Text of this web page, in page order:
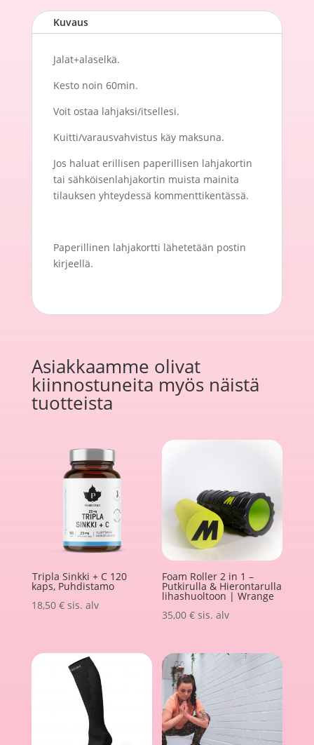
Kuvaus
Jalat+alaselkä.
Kesto noin 60min.
Voit ostaa lahjaksi/itsellesi.
Kuitti/varausvahvistus käy maksuna.
Jos haluat erillisen paperillisen lahjakortin
tai sähköisenlahjakortin muista mainita
tilauksen yhteydessä kommenttikentässä.
Paperillinen lahjakortti lähetetään postin
kirjeellä.
Asiakkaamme olivat
kiinnostuneita myös näistä
tuotteista
Tripla Sinkki + C 120
kaps, Puhdistamo
18,50 € sis. alv
Foam Roller 2 in 1 –
Putkirulla & Hierontarulla
lihashuoltoon | Wrange
35,00€ sis. alv